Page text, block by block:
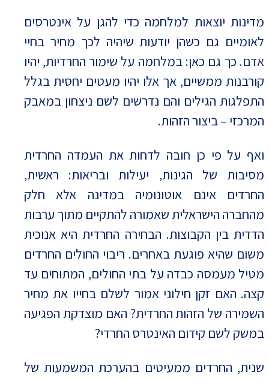
מדינות יוצאות למלחמה כדי להגן על אינטרסים
לאומיים גם כשהן יודעות שיהיה לכך מחיר בחיי
אדם. כך גם כאן: במלחמה על שימור החרדיות, יהיו
קורבנות ממשיים, אך אלו יהיו מעטים יחסית בגלל
התפלגות הגילים והם נדרשים לשם ניצחון במאבק
המרכזי – ביצור הזהות.
ואף על פי כן חובה לדחות את העמדה החרדית
מסיבות של הגינות, יעילות ובריאות: ראשית,
החרדים אינם אוטונומיה במדינה אלא חלק
מהחברה הישראלית שאמורה להתקיים מתוך ערבות
הדדית בין הקבוצות. הבחירה החרדית היא אנוכית
משום שהיא פוגעת באחרים. ריבוי החולים החרדים
מטיל מעמסה כבדה על בתי החולים, המתוחים עד
קצה. האם זקן חילוני אמור לשלם בחייו את מחיר
השמירה של הזהות החרדית? האם מוצדקת הפגיעה
במשק לשם קידום האינטרס החרדי?
שנית, החרדים ממעיטים בהערכת המשמעות של